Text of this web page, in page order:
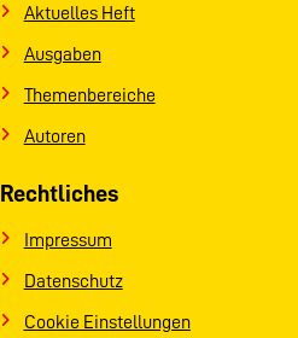
Aktuelles Heft
Ausgaben
Themenbereiche
Autoren
Rechtliches
Impressum
Datenschutz
Cookie Einstellungen